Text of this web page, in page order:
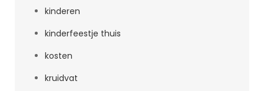
kinderen
kinderfeestje thuis
kosten
kruidvat